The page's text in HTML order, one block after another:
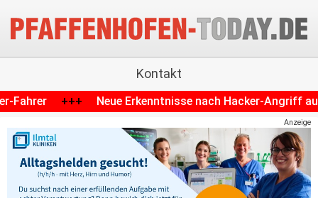
Kontakt
nach Hacker-Angriff auf Krankenhaus in
Anzeige